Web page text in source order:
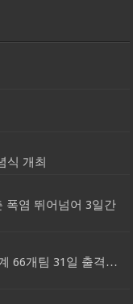
식 개최
폭염 뛰어넘어 3일간
66개팀 31일 출격…